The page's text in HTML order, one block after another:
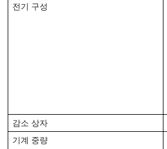
전기 구성
감소 상자
기계 중량